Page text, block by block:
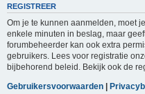
REGISTREER
Om je te kunnen aanmelden, moet
enkele minuten in beslag, maar
forumbeheerder kan ook extra
gebruikers. Lees voor registratie
bijbehorend beleid. Bekijk ook de
Gebruikersvoorwaarden |